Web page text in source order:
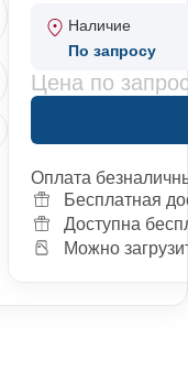
Наличие
По запросу
Цена по
Оплата
Бесплатная
Доступна
Можно